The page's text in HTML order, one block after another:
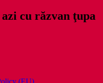
azi cu răzvan ţupa